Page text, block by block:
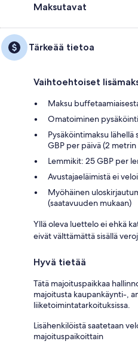
Maksutavat
Tärkeää tietoa
Vaihtoehtoiset
Maksu
Omatoiminen
Pysäköintimaksu
GBP per päivä (2 metrin
Lemmikit: 25 GBP per
Avustajaeläimistä ei
Myöhäinen
(saatavuuden mukaan)
Yllä oleva luettelo ei ehkä
eivät välttämättä sisällä
Hyvä tietää
Tätä majoituspaikkaa
majoitusta kaupankäynti-,
liiketoimintatarkoituksissa.
Lisähenkilöistä saatetaan
majoituspaikoittain